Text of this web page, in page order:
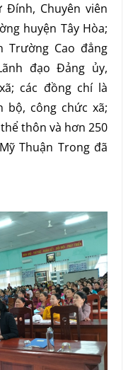
Đính, Chuyên viên
huyện Tây Hòa;
Trường Cao đẳng
đạo Đảng ủy,
các đồng chí là
bộ, công chức xã;
thôn và hơn 250
Thuận Trong đã